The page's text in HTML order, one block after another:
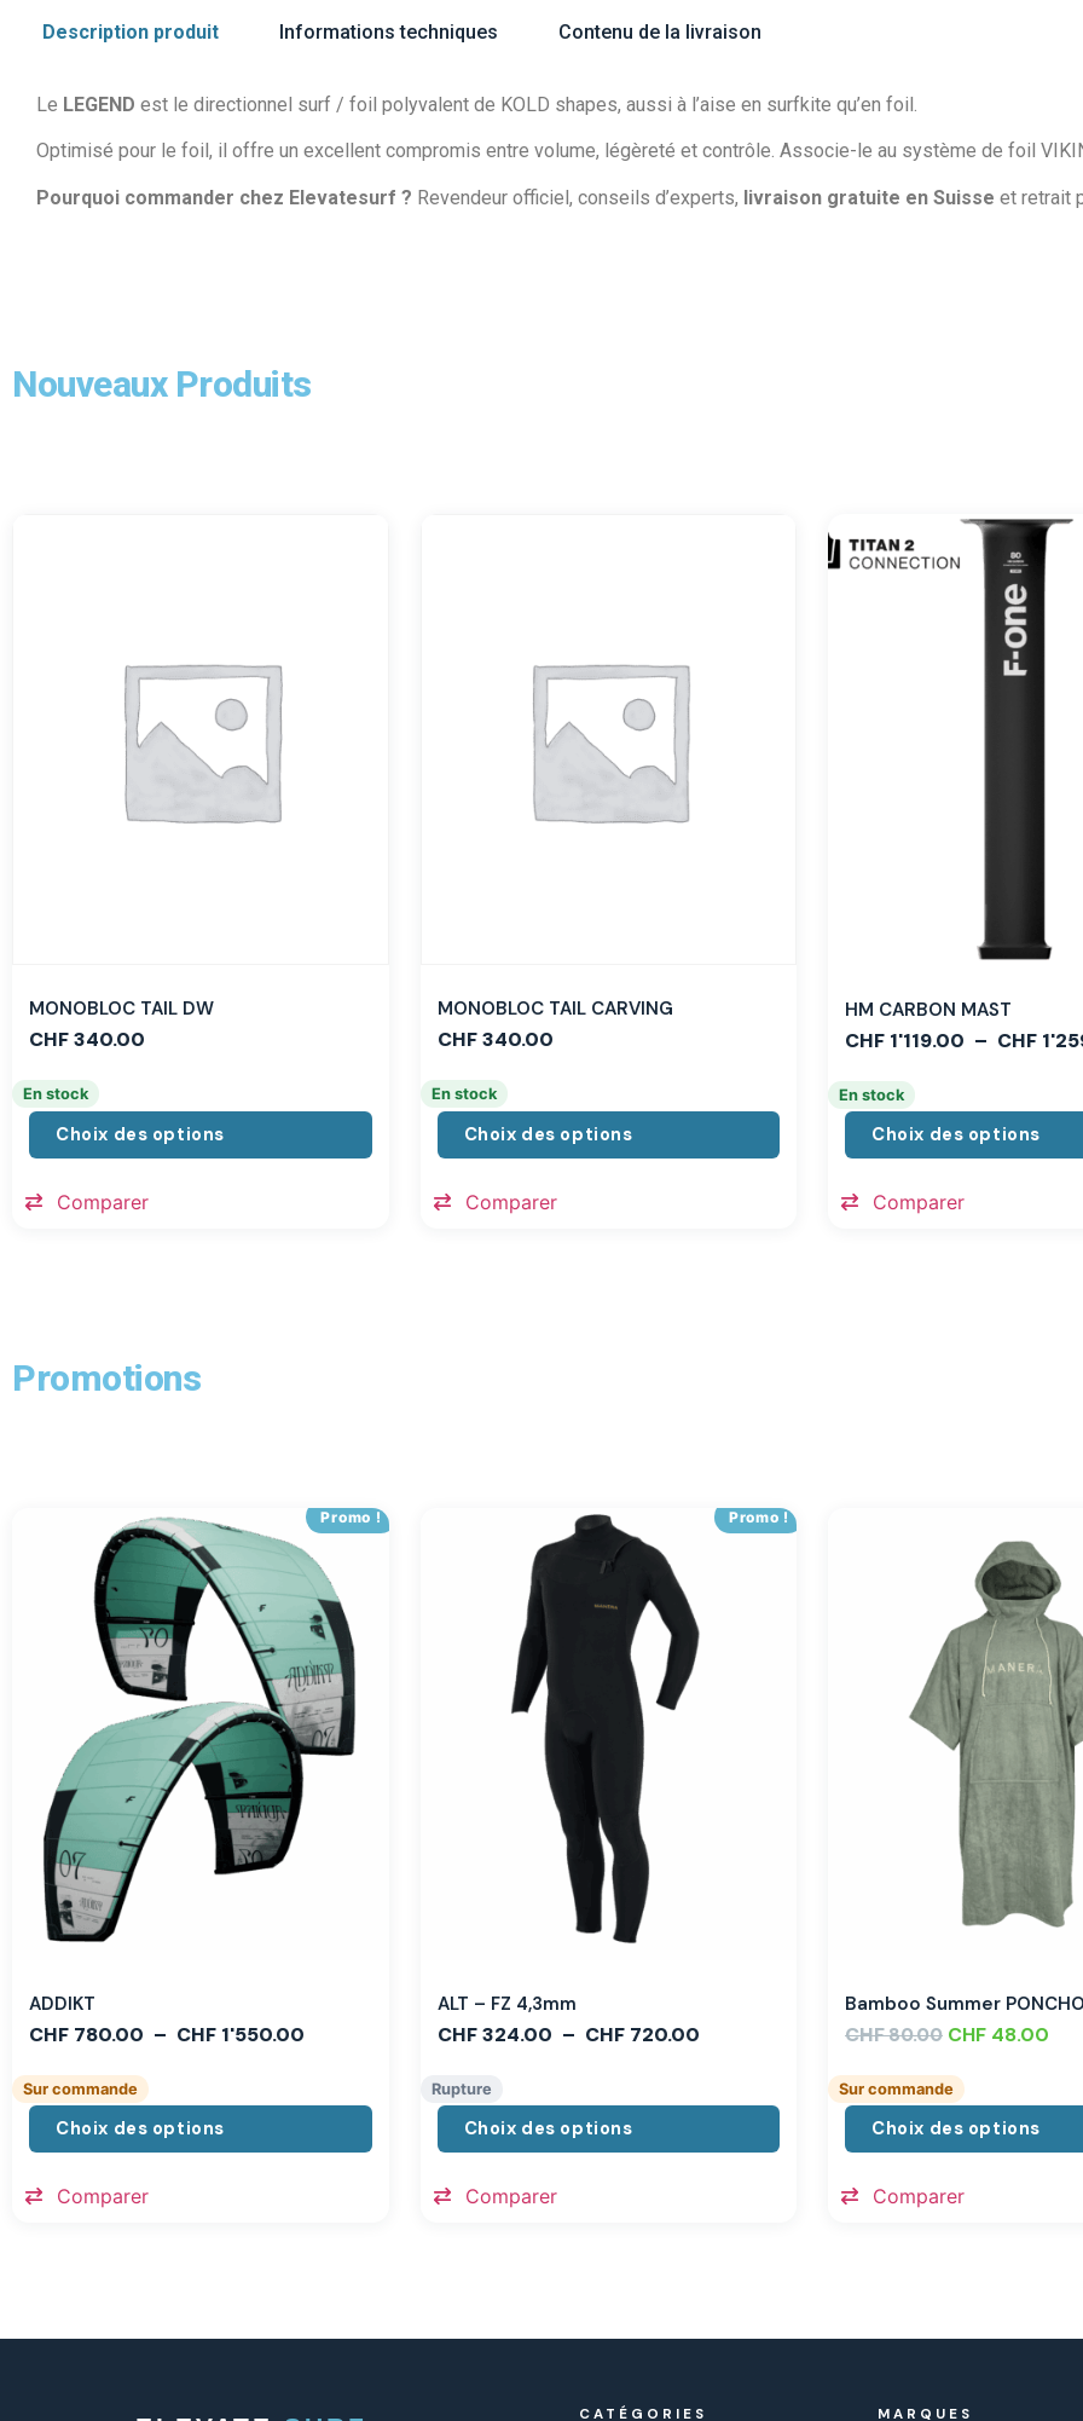
Description produit Informations techniques Contenu de la livraison
Le LEGEND est le directionnel surf / foil polyvalent de KOLD shapes, aussi à l’aise en surfkite qu’en foil.
Optimisé pour le foil, il offre un excellent compromis entre volume, légèreté et contrôle. Associe-le au système de foil
Pourquoi commander chez Elevatesurf ? Revendeur officiel, conseils d’experts, livraison gratuite en Suisse et retrait
Nouveaux Produits
MONOBLOC TAIL DW
CHF340.00
En stock
Choix des options
Comparer
MONOBLOC TAIL CARVING
CHF340.00
En stock
Choix des options
Comparer
HM CARBON MAST
CHF 1'119.00 – CHF
En stock
Choix des options
Comparer
Promotions
Promo !
ADDIKT
CHF 780.00 – CHF 1'550.00
Sur commande
Choix des options
Comparer
Promo !
ALT – FZ 4,3mm
CHF324.00 – CHF720.00
Rupture
Choix des options
Comparer
Bamboo Summer
CHF80.00 CHF 48.00
Sur commande
Choix des options
Comparer
CATÉGORIES MARQUES